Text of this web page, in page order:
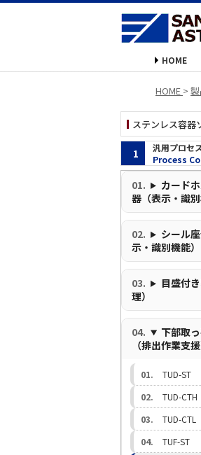
HOME
HOME >
ステンレス容器
汎用プロセ
Process
1
カード
器（表示・識別
シール
示・識別機能）
目盛付
理）
下部取
（排出作業支援
TUD-ST
TUD-CTH
TUD-CTL
TUF-ST